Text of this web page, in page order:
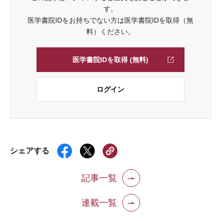
す。
医学書院IDをお持ちでない方は医学書院IDを取得（無
料）ください。
医学書院IDを取得 (無料)
ログイン
シェアする
記事一覧
連載一覧